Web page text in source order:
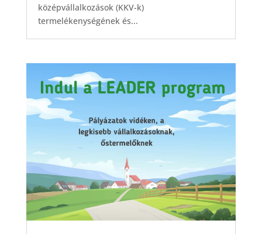
középvállalkozások (KKV-k)
termelékenységének és...